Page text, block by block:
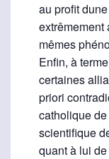
au profit
extrêmement
mêmes
Enfin, à
certaines
priori
catholique
scientifique
quant à lui